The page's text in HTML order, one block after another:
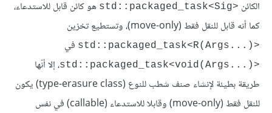
الكائن ‎std::packaged_task<Sig>‎ هو كائن قابل للاستدعاء،
كما أنه قابل للنقل فقط (move-only)، وتستطيع تخزين
std::packaged_task<R(Args...)>‎ في
std::packaged_task<void(Args...)>‎، إلا أنّها
طريقة بطيئة لإنشاء صنف شطب للنوع (type-erasure class) يكون
للنقل فقط (move-only) وقابلا للاستدعاء (callable) في نفس